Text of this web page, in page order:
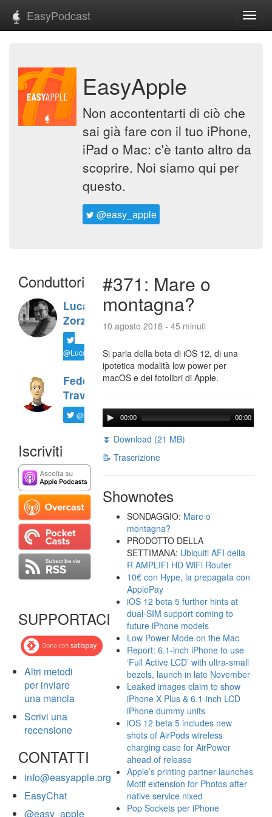
EasyPodcast
EasyApple
Non accontentarti di ciò che
sai già fare con il tuo iPhone,
iPad o Mac: c'è tanto altro da
scoprire. Noi siamo qui per
questo.
@easy_apple
Conduttori
Luca
Zorzi
@LucaTNT
Federico
Travaini
@ftrava
Iscriviti
SUPPORTACI
Altri metodi
per inviare
una mancia
Scrivi una
recensione
CONTATTI
info@easyapple.org
EasyChat
@easy_apple
#371: Mare o
montagna?
10 agosto 2018 - 45 minuti
Si parla della beta di iOS 12, di una
ipotetica modalità low power per
macOS e dei fotolibri di Apple.
00:00 00:00
⏬ Download (21 MB)
📝 Trascrizione
Shownotes
SONDAGGIO: Mare o
montagna?
PRODOTTO DELLA
SETTIMANA: Ubiquiti AFI della
R AMPLIFI HD WiFi Router
10€ con Hype, la prepagata con
ApplePay
iOS 12 beta 5 further hints at
dual-SIM support coming to
future iPhone models
Low Power Mode on the Mac
Report: 6.1-inch iPhone to use
‘Full Active LCD’ with ultra-small
bezels, launch in late November
Leaked images claim to show
iPhone X Plus & 6.1-inch LCD
iPhone dummy units
iOS 12 beta 5 includes new
shots of AirPods wireless
charging case for AirPower
ahead of release
Apple’s printing partner launches
Motif extension for Photos after
native service nixed
Pop Sockets per iPhone